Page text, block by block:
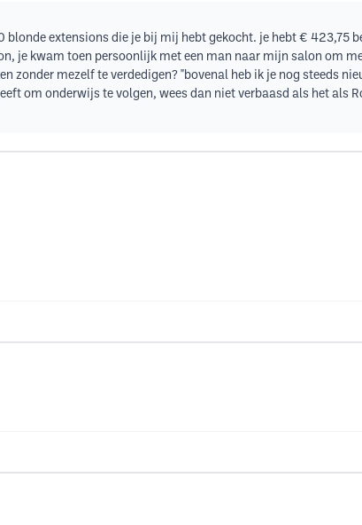
extensions die je bij mij hebt gekocht. je hebt € 423,75
je kwam toen persoonlijk met een man naar mijn salon om
zonder mezelf te verdedigen? "bovenal heb ik je nog steeds
om onderwijs te volgen, wees dan niet verbaasd als het als